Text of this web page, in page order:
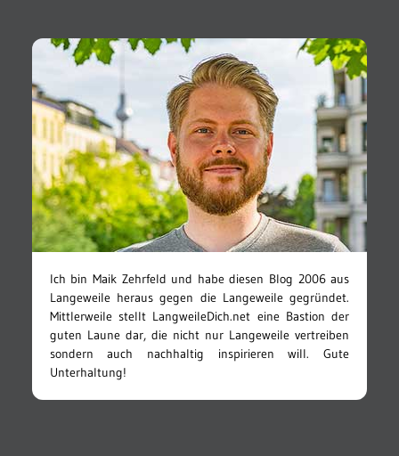
Ich bin Maik Zehrfeld und habe diesen Blog 2006 aus
Langeweile heraus gegen die Langeweile gegründet.
Mittlerweile stellt LangweileDich.net eine Bastion der
guten Laune dar, die nicht nur Langeweile vertreiben
sondern auch nachhaltig inspirieren will. Gute
Unterhaltung!